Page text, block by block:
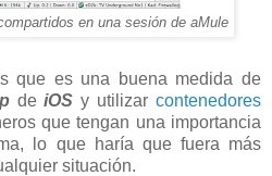
en una sesión de aMule
que es una buena medida de
deiOS y utilizar contenedores
que tengan una importancia
lo que haría que fuera más
situación.